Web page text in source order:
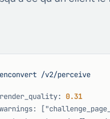
enconvert /v2/perceive
render_quality: 0.31
warnings: